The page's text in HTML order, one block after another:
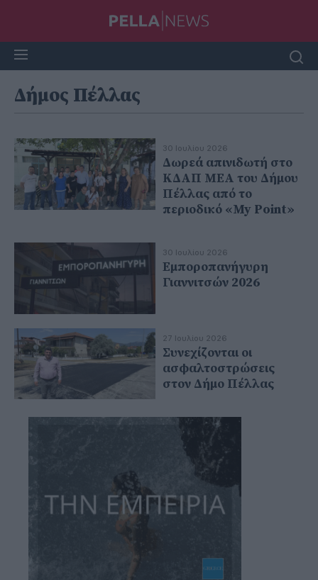
Δήμος Πέλλας
30 Ιουλίου 2026
Δωρεά απινιδωτή στο
ΚΔΑΠ ΜΕΑ του Δήμου
Πέλλας από το
περιοδικό «My Point»
30 Ιουλίου 2026
Εμποροπανήγυρη
Γιαννιτσών 2026
27 Ιουλίου 2026
Συνεχίζονται οι
ασφαλτοστρώσεις
στον Δήμο Πέλλας